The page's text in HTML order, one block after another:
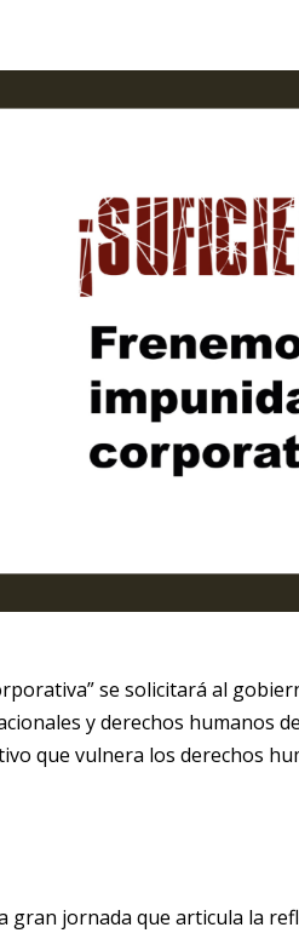
se solicitará al
y derechos humanos
que vulnera los derechos
gran jornada que articula la